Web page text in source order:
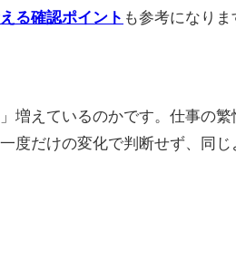
る確認ポイント も参考になりま
増えているのかです。仕事の
度だけの変化で判断せず、同